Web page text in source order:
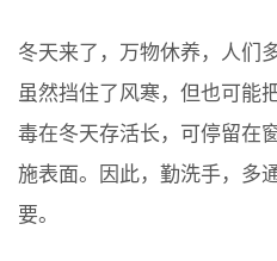
冬天来了，万物休养，人们
虽然挡住了风寒，但也可能
毒在冬天存活长，可停留在
施表面。因此，勤洗手，多
要。